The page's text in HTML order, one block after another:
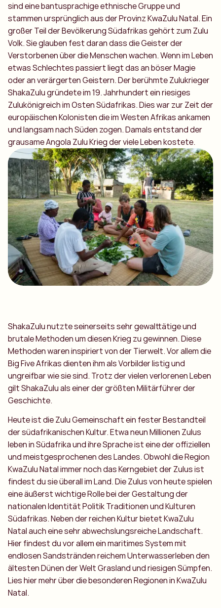
sind eine bantusprachige ethnische Gruppe und
stammen ursprünglich aus der Provinz KwaZulu Natal. Ein
großer Teil der Bevölkerung Südafrikas gehört zum Zulu
Volk. Sie glauben fest daran dass die Geister der
Verstorbenen über die Menschen wachen. Wenn im Leben
etwas Schlechtes passiert liegt das an böser Magie
oder an verärgerten Geistern. Der berühmte Zulukrieger
ShakaZulu gründete im 19. Jahrhundert ein riesiges
Zulukönigreich im Osten Südafrikas. Dies war zur Zeit der
europäischen Kolonisten die im Westen Afrikas ankamen
und langsam nach Süden zogen. Damals entstand der
grausame Angola Zulu Krieg der viele Leben kostete.
ShakaZulu nutzte seinerseits sehr gewalttätige und
brutale Methoden um diesen Krieg zu gewinnen. Diese
Methoden waren inspiriert von der Tierwelt. Vor allem die
Big Five Afrikas dienten ihm als Vorbilder listig und
ungreifbar wie sie sind. Trotz der vielen verlorenen Leben
gilt ShakaZulu als einer der größten Militärführer der
Geschichte.
Heute ist die Zulu Gemeinschaft ein fester Bestandteil
der südafrikanischen Kultur. Etwa neun Millionen Zulus
leben in Südafrika und ihre Sprache ist eine der offiziellen
und meistgesprochenen des Landes. Obwohl die Region
KwaZulu Natal immer noch das Kerngebiet der Zulus ist
findest du sie überall im Land. Die Zulus von heute spielen
eine äußerst wichtige Rolle bei der Gestaltung der
nationalen Identität Politik Traditionen und Kulturen
Südafrikas. Neben der reichen Kultur bietet KwaZulu
Natal auch eine sehr abwechslungsreiche Landschaft.
Hier findest du vor allem ein maritimes System mit
endlosen Sandstränden reichem Unterwasserleben den
ältesten Dünen der Welt Grasland und riesigen Sümpfen.
Lies hier mehr über die besonderen Regionen in KwaZulu
Natal.